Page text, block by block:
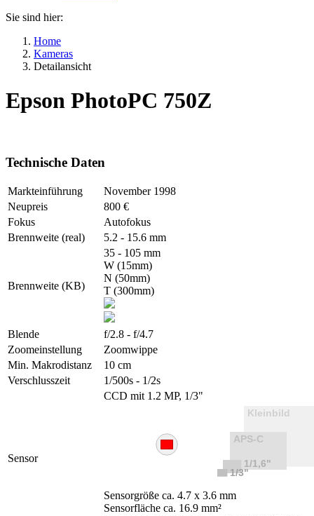
Sie sind hier:
Home
Kameras
Detailansicht
Epson PhotoPC 750Z
Technische Daten
Markteinführung
November 1998
Neupreis
800 €
Fokus
Autofokus
Brennweite (real)
5.2 - 15.6 mm
Brennweite (KB)
35 - 105 mm
W (15mm)
N (50mm)
T (300mm)
Blende
f/2.8 - f/4.7
Zoomeinstellung
Zoomwippe
Min. Makrodistanz
10 cm
Verschlusszeit
1/500s - 1/2s
Sensor
CCD mit 1.2 MP, 1/3"
Sensorgröße ca. 4.7 x 3.6 mm
Sensorfläche ca. 16.9 mm²